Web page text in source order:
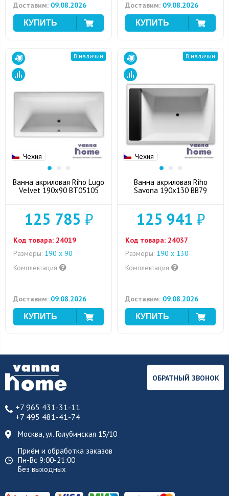
Доставим: 09.08.2026 Доставим: 09.08.2026
Чехия
В наличии
Ванна акриловая Riho Lugo
Velvet 190x90 BT05105
125 785 ₽
Код товара: 24019
Размеры: 190 х 90
Комплектация
Доставим: 09.08.2026
Чехия
В наличии
Ванна акриловая Riho
Savona 190x130 BB79
125 941 ₽
Код товара: 24037
Размеры: 190 x 130
Комплектация
Доставим: 09.08.2026
+7 965 431-31-11
+7 495 481-41-74
Москва, ул. Голубинская 15/10
Приём и обработка заказов
Пн-Вс 9:00-21:00
Без выходных
ОБРАТНЫЙ ЗВОНОК